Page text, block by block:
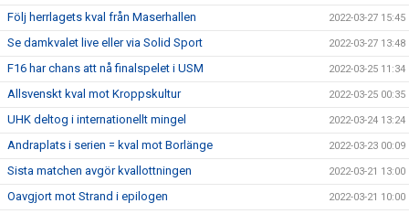
Följ herrlagets kval från Maserhallen 2022-03-27 15:45
Se damkvalet live eller via Solid Sport 2022-03-27 13:48
F16 har chans att nå finalspelet i USM 2022-03-25 11:34
Allsvenskt kval mot Kroppskultur 2022-03-25 00:35
UHK deltog i internationellt mingel 2022-03-24 13:24
Andraplats i serien = kval mot Borlänge 2022-03-23 00:09
Sista matchen avgör kvallottningen 2022-03-21 13:00
Oavgjort mot Strand i epilogen 2022-03-21 10:00